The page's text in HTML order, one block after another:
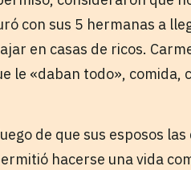
con sus 5 hermanas a
en casas de ricos.
le «daban todo», comida,
de que sus esposos
hacerse una vida